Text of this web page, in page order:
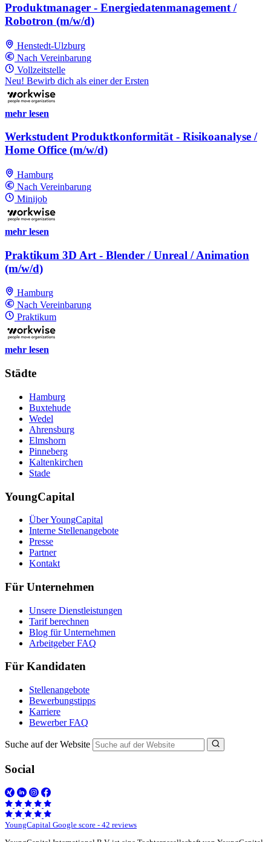
Produktmanager - Energiedatenmanagement /
Robotron (m/w/d)
Henstedt-Ulzburg
Nach Vereinbarung
Vollzeitstelle
Neu! Bewirb dich als einer der Ersten
mehr lesen
Werkstudent Produktkonformität - Risikoanalyse /
Home Office (m/w/d)
Hamburg
Nach Vereinbarung
Minijob
mehr lesen
Praktikum 3D Art - Blender / Unreal / Animation
(m/w/d)
Hamburg
Nach Vereinbarung
Praktikum
mehr lesen
Städte
Hamburg
Buxtehude
Wedel
Ahrensburg
Elmshorn
Pinneberg
Kaltenkirchen
Stade
YoungCapital
Über YoungCapital
Interne Stellenangebote
Presse
Partner
Kontakt
Für Unternehmen
Unsere Dienstleistungen
Tarif berechnen
Blog für Unternehmen
Arbeitgeber FAQ
Für Kandidaten
Stellenangebote
Bewerbungstipps
Karriere
Bewerber FAQ
Suche auf der Website
Social
YoungCapital Google score - 42 reviews